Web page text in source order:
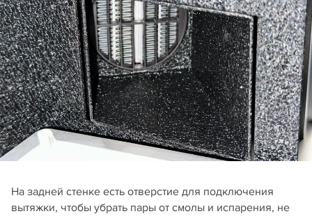
На задней стенке есть отверстие для подключения
вытяжки, чтобы убрать пары от смолы и испарения, не